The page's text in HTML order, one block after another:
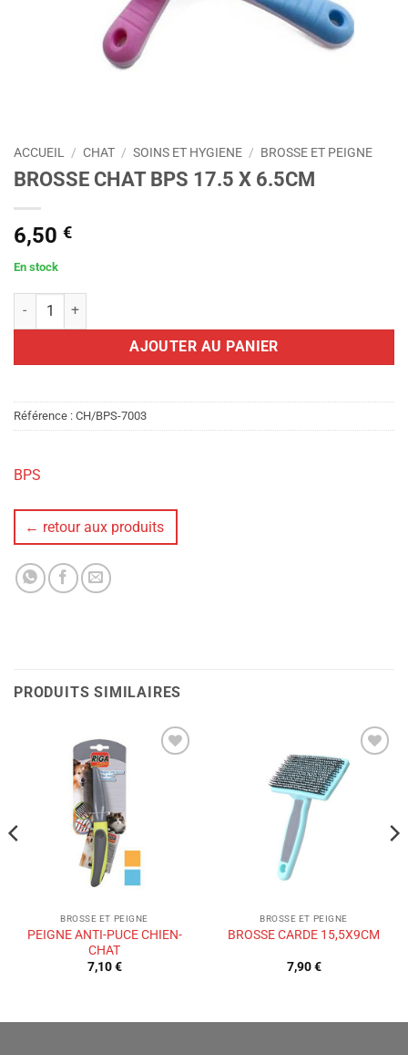
ACCUEIL / CHAT / SOINS ET HYGIENE / BROSSE ET PEIGNE
BROSSE CHAT BPS 17.5 X 6.5CM
6,50 €
En stock
quantité de BROSSE CHAT BPS 17.5 X 6.5CM
AJOUTER AU PANIER
Référence : CH/BPS-7003
BPS
← retour aux produits
PRODUITS SIMILAIRES
BROSSE ET PEIGNE
PEIGNE ANTI-PUCE CHIEN-
CHAT
7,10€
Ajouter
BROSSE ET PEIGNE
BROSSE CARDE 15,5X9CM
7,90€